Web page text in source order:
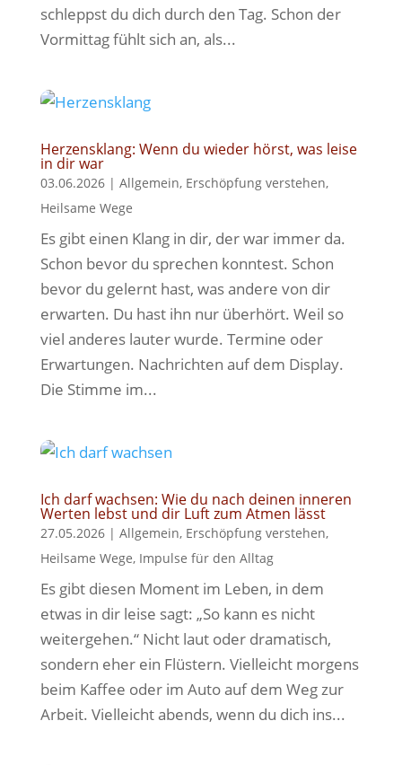
schleppst du dich durch den Tag. Schon der
Vormittag fühlt sich an, als...
Herzensklang: Wenn du wieder hörst, was leise
in dir war
03.06.2026| Allgemein, Erschöpfung verstehen,
Heilsame Wege
Es gibt einen Klang in dir, der war immer da.
Schon bevor du sprechen konntest. Schon
bevor du gelernt hast, was andere von dir
erwarten. Du hast ihn nur überhört. Weil so
viel anderes lauter wurde. Termine oder
Erwartungen. Nachrichten auf dem Display.
Die Stimme im...
Ich darf wachsen: Wie du nach deinen inneren
Werten lebst und dir Luft zum Atmen lässt
27.05.2026| Allgemein, Erschöpfung verstehen,
Heilsame Wege, Impulse für den Alltag
Es gibt diesen Moment im Leben, in dem
etwas in dir leise sagt: „So kann es nicht
weitergehen.“ Nicht laut oder dramatisch,
sondern eher ein Flüstern. Vielleicht morgens
beim Kaffee oder im Auto auf dem Weg zur
Arbeit. Vielleicht abends, wenn du dich ins...